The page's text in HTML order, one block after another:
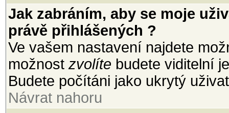
Jak zabráním, aby se moje
právě přihlášených ?
Ve vašem nastavení najdete
možnost zvolíte budete viditelní
Budete počítáni jako ukrytý
Návrat nahoru